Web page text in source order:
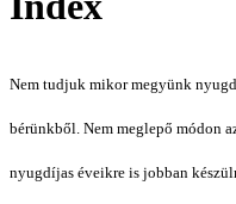
Nem tudjuk mikor megyünk
bérünkből. Nem meglepő módon
nyugdíjas éveikre is jobban